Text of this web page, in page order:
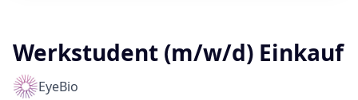
Werkstudent (m/w/d) Einkauf
EyeBio